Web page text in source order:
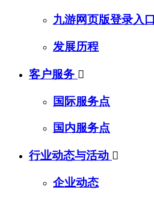
九游网页版登录入口
发展历程
客户服务 
国际服务点
国内服务点
行业动态与活动 
企业动态